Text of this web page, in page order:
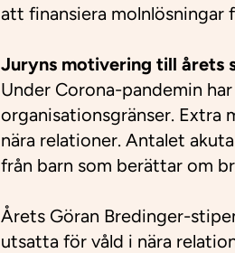
att finansiera molnlösningar
Juryns motivering till årets
Under Corona-pandemin
organisationsgränser. Extra
nära relationer. Antalet
från barn som berättar om
Årets Göran Bredinger-
utsatta för våld i nära